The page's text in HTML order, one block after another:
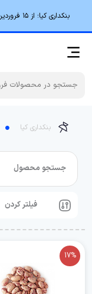
بنکداری کیا؛ از ۱۵ فروردین تا ۱۵ خرداد، خرید بالای 50میلیون تومان رایگان شد!
بنکداری کیا
جستجو محصول
فیلتر کردن
17%